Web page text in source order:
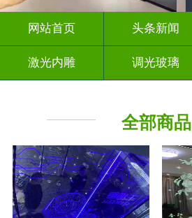
网站首页 头条新闻
激光内雕 调光玻璃
全部商品